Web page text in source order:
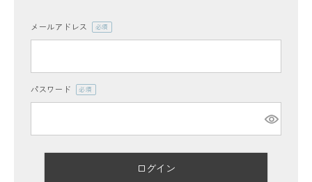
メールアドレス
(必
パスワード
(必
ログイン